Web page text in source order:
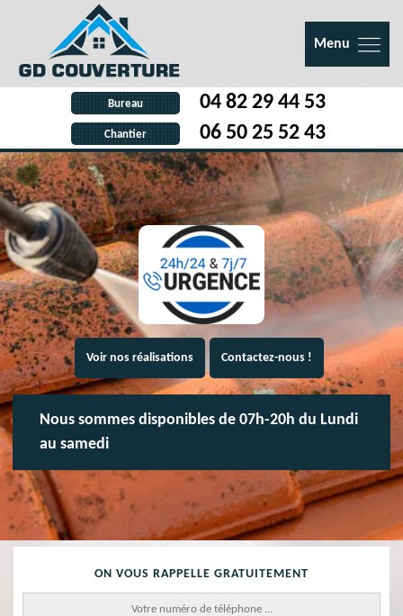
Menu
Bureau 04 82 29 44 53
Chantier 06 50 25 52 43
Voir nos réalisations Contactez-nous !
Nous sommes disponibles de 07h-20h du Lundi
au samedi
ON VOUS RAPPELLE GRATUITEMENT